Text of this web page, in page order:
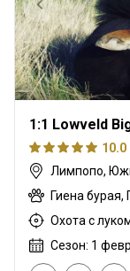
1:1 Lowveld
10.0
Лимпопо,
Сезон: 1